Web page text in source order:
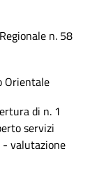
n. 58
Orientale
di n. 1
servizi
valutazione